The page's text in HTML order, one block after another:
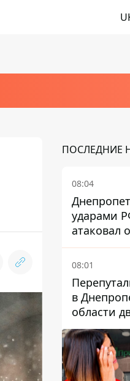
ПОСЛЕДНИЕ
08:04
ударами
атаковал
08:01
в
области